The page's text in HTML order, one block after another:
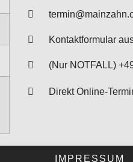
Kontaktformular
(Nur NOTFALL)
Direkt Online-
IMPRESSUM